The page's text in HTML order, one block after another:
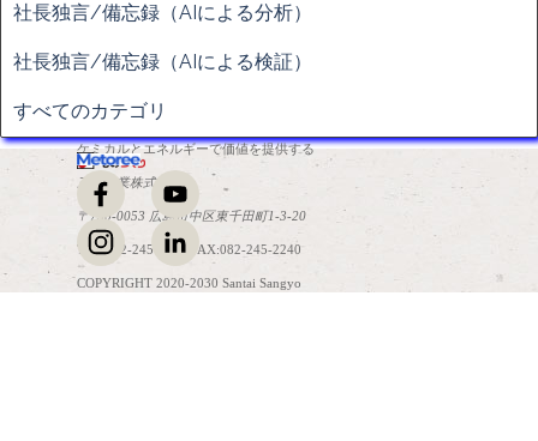
社長独言/備忘録（AIによる分析）
社長独言/備忘録（AIによる検証）
すべてのカテゴリ
ケミカルとエネルギーで価値を提供する
三泰産業株式会社
〒730-0053 広島市中区東千田町1-3-20
TEL:082-245-2241 FAX:082-245-2240
COPYRIGHT 2020-2030 Santai Sangyo